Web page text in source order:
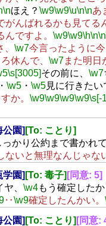
\nほえ？ \w9\w9\u\n\nあ
がんばれるかも見てる
ですよ。 \w9\w9\h\n\n
、 \w7今言ったように
休んで、 \w7また明日
\s[3005]その前に、 \w7
\w5・ \w5見に行きたい
か。 \w9\w9\w9\w9\s[-
公園] [To: ことり]
っかり公約まで書かれて
ないと無理なんじゃな
学園] [To: 毒子] [同意: 5]
ヤ、 \w4もう確定したか
‥\w9確定したんかい。
公園] [To: ことり] [同意: